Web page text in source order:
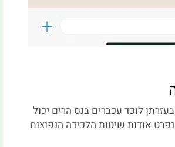
לוכד עכברים בנס הרים יכול
אודות שיטות הלכידה הנפוצות